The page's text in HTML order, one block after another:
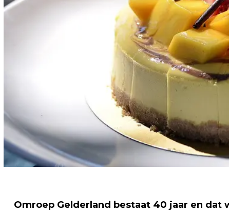
Omroep Gelderland bestaat 40 jaar en